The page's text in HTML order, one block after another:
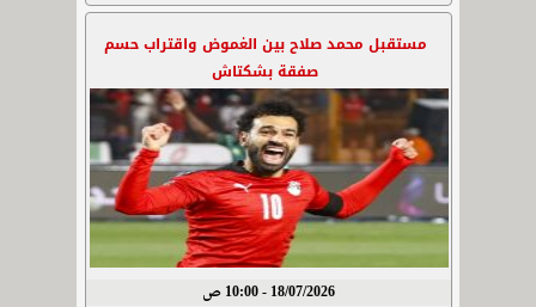
مستقبل محمد صلاح بين الغموض واقتراب حسم
صفقة بشكتاش
18/07/2026 - 10:00 ص